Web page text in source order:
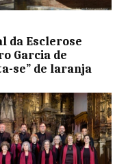
da Esclerose
Garcia de
se” de laranja